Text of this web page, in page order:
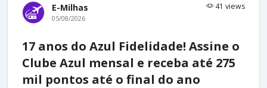
E-Milhas 41 views
05/08/2026
17 anos do Azul Fidelidade! Assine o
Clube Azul mensal e receba até 275
mil pontos até o final do ano